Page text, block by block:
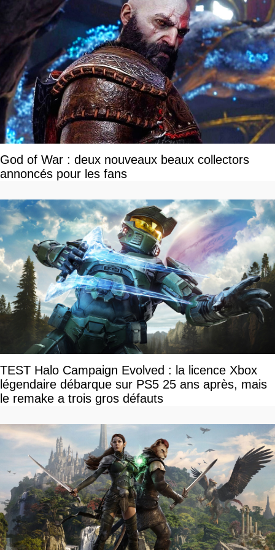
God of War : deux nouveaux beaux collectors
annoncés pour les fans
TEST Halo Campaign Evolved : la licence Xbox
légendaire débarque sur PS5 25 ans après, mais
le remake a trois gros défauts